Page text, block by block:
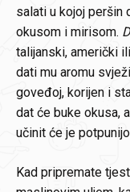
salati u kojoj peršin
okusom i mirisom.
talijanski, američki
dati mu aromu
goveđoj, korijen i
dat će buke okusa,
učinit će je
Kad pripremate